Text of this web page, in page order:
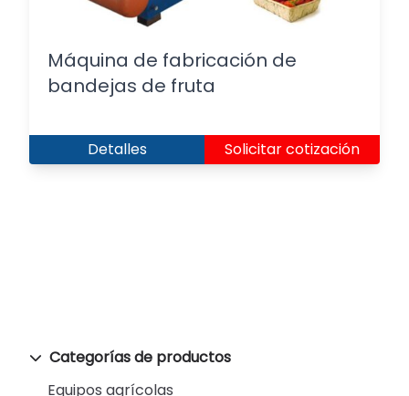
Categorías de productos
Equipos agrícolas
Máquina de fabricación de
bandejas de fruta
Detalles Solicitar cotización